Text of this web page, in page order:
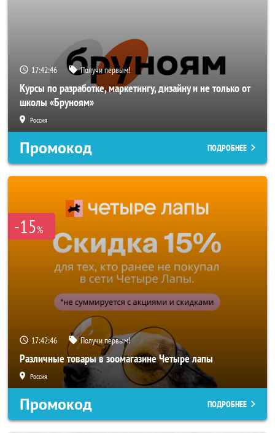
17:42:44 Получи первым!
Курсы по разработке, маркетингу, дизайну и не только от
школы «Бруноям»
Россия
Промокод ПОДРОБНЕЕ
-15%
17:42:44 Получи первым!
Различные товары в зоомагазине Четыре лапы
Россия
Промокод ПОДРОБНЕЕ